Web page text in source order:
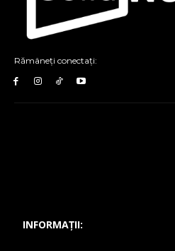
Rămâneți conectați:
INFORMAȚII: